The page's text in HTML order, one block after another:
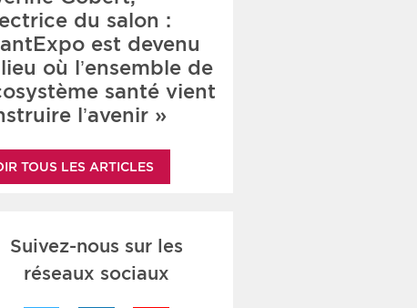
du salon :
est devenu
où l’ensemble de
santé vient
l’avenir »
TOUS LES ARTICLES
Suivez-nous sur les
réseaux sociaux